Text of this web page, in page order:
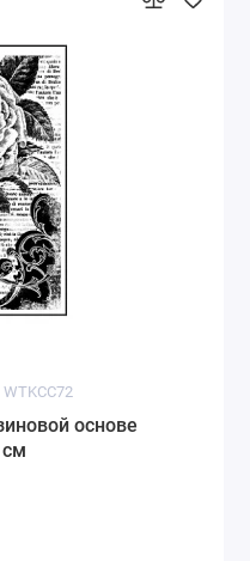
основе